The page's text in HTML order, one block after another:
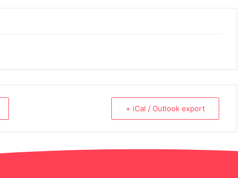
+ iCal / Outlook export